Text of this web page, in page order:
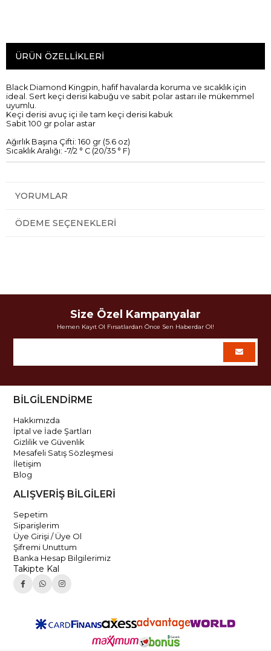
ÜRÜN ÖZELLIKLERI
Black Diamond Kingpin, hafif havalarda koruma ve sıcaklık için
ideal.
Sert keçi derisi kabuğu ve sabit polar astarı ile mükemmel
uyumlu.
Keçi derisi avuç içi i le tam keçi derisi kabuk
Sabit 100 gr polar astar
Ağırlık Başına Çifti: 160 gr (5.6 oz)
Sıcaklık Aralığı: -7/2 ° C (20/35 ° F)
YORUMLAR
ÖDEME SEÇENEKLERI
Size Özel Kampanyalar
Hemen Kayıt Ol Fırsatlardan Önce Sen Haberdar Ol!
BİLGİLENDİRME
Hakkımızda
İptal ve İade Şartları
Gizlilik ve Güvenlik
Mesafeli Satış Sözleşmesi
İletişim
Blog
ALIŞVERİŞ BİLGİLERİ
Sepetim
Siparişlerim
Üye Girişi / Üye Ol
Şifremi Unuttum
Banka Hesap Bilgilerimiz
Takipte Kal